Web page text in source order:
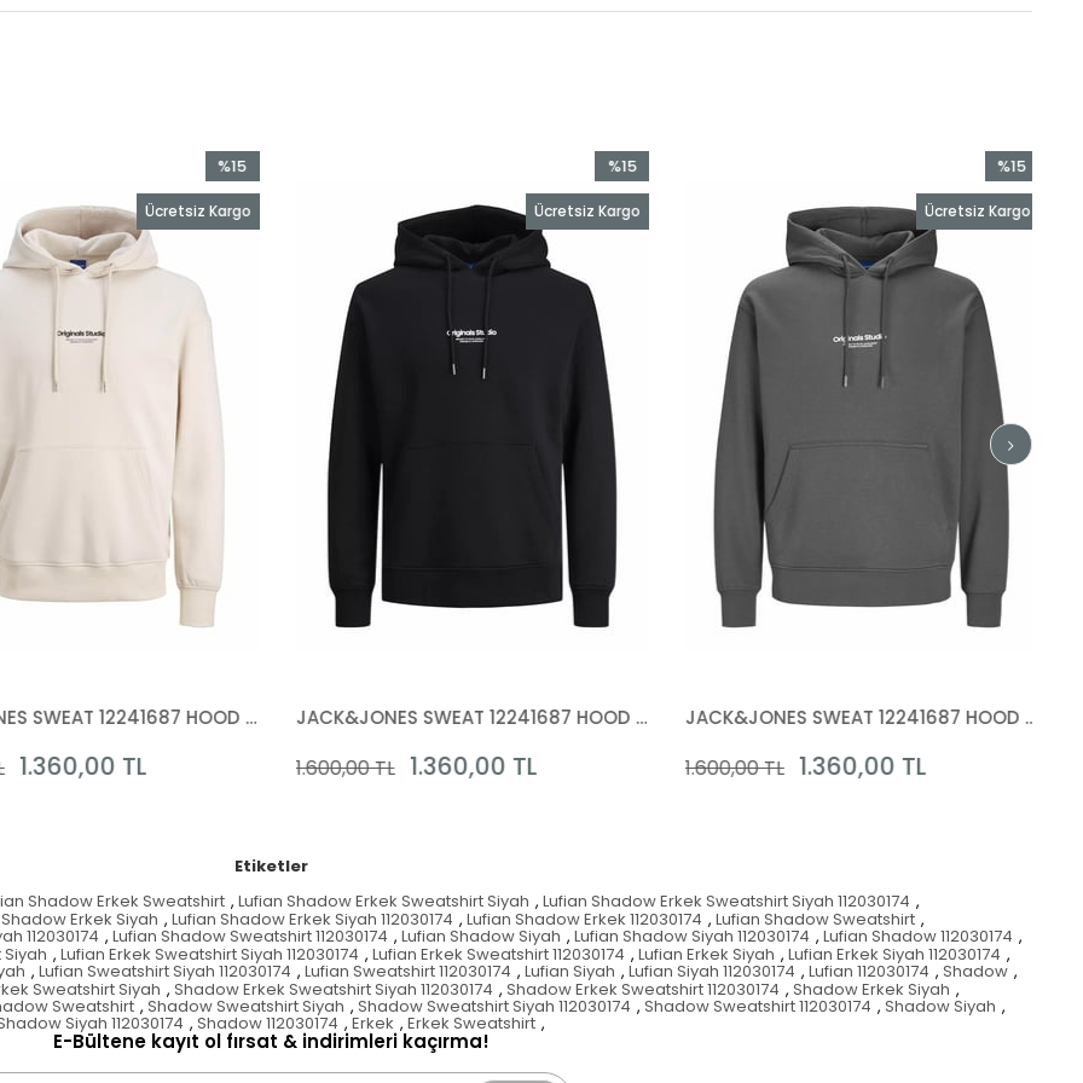
JACK&JONES SWEAT 12241687 HOOD NOOS
1.360,00 TL
%15
İndirim
%15İndirim
Ücretsiz Kargo
JACK&JONES SWEAT 12241687 HOOD NOOS
1.360,00 TL
1.600,00 TL
%15
İndirim
%15İndirim
Ücretsiz Kargo
JACK&JONES SWEAT 12241687 HOOD NOOS
1.360,00 TL
1.600,00 TL
%15
İndirim
%15İndirim
Ücretsiz Kargo
Etiketler
Shadow Erkek Sweatshirt , Lufian Shadow Erkek Sweatshirt Siyah , Lufian Shadow Erkek Sweatshirt Siyah 112030174 ,
Erkek Siyah , Lufian Shadow Erkek Siyah 112030174 , Lufian Shadow Erkek 112030174 , Lufian Shadow Sweatshirt ,
112030174 , Lufian Shadow Sweatshirt 112030174 , Lufian Shadow Siyah , Lufian Shadow Siyah 112030174 , Lufian Shadow 112030174 ,
, Lufian Erkek Sweatshirt Siyah 112030174 , Lufian Erkek Sweatshirt 112030174 , Lufian Erkek Siyah , Lufian Erkek Siyah 112030174 ,
, Lufian Sweatshirt Siyah 112030174 , Lufian Sweatshirt 112030174 , Lufian Siyah , Lufian Siyah 112030174 , Lufian 112030174 , Shadow ,
Sweatshirt Siyah , Shadow Erkek Sweatshirt Siyah 112030174 , Shadow Erkek Sweatshirt 112030174 , Shadow Erkek Siyah ,
Sweatshirt , Shadow Sweatshirt Siyah , Shadow Sweatshirt Siyah 112030174 , Shadow Sweatshirt 112030174 , Shadow Siyah ,
Siyah 112030174 , Shadow 112030174 , Erkek , Erkek Sweatshirt ,
E-Bültene kayıt ol fırsat & indirimleri kaçırma!